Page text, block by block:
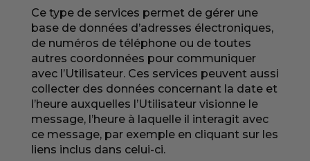
Ce type de services permet de gérer une
base de données d’adresses électroniques,
de numéros de téléphone ou de toutes
autres coordonnées pour communiquer
avec l’Utilisateur. Ces services peuvent aussi
collecter des données concernant la date et
l’heure auxquelles l’Utilisateur visionne le
message, l’heure à laquelle il interagit avec
ce message, par exemple en cliquant sur les
liens inclus dans celui-ci.